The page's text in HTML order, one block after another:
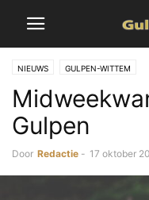
NIEUWS GULPEN-WITTEM
Gulpen
Door Redactie - 17 oktober